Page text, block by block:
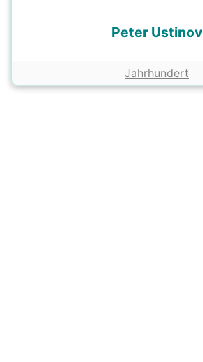
Peter Ustinov
Jahrhundert